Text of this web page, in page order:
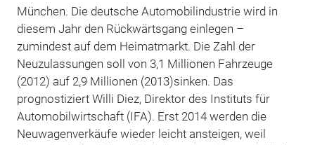
München. Die deutsche Automobilindustrie wird in
diesem Jahr den Rückwärtsgang einlegen –
zumindest auf dem Heimatmarkt. Die Zahl der
Neuzulassungen soll von 3,1 Millionen Fahrzeuge
(2012) auf 2,9 Millionen (2013)sinken. Das
prognostiziert Willi Diez, Direktor des Instituts für
Automobilwirtschaft (IFA). Erst 2014 werden die
Neuwagenverkäufe wieder leicht ansteigen, weil